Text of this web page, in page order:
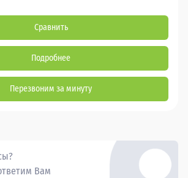
Сравнить
Подробнее
Перезвоним за минуту
Вам